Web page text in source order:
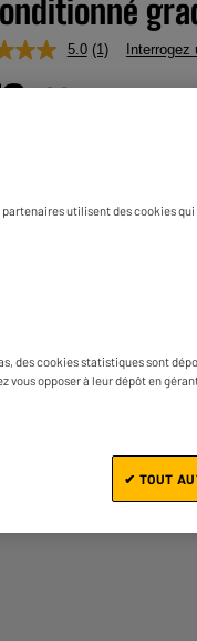
5.0 Lire
avis.
(1)
VOUS ENGAGE ET
DE
partenaires utilisent des cookies
des cookies statistiques sont
vous opposer à leur dépôt en
✔ TOUT